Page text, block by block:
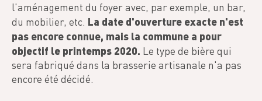
l'aménagement du foyer avec, par exemple, un bar,
du mobilier, etc. La date d'ouverture exacte n'est
pas encore connue, mais la commune a pour
objectif le printemps 2020. Le type de bière qui
sera fabriqué dans la brasserie artisanale n'a pas
encore été décidé.